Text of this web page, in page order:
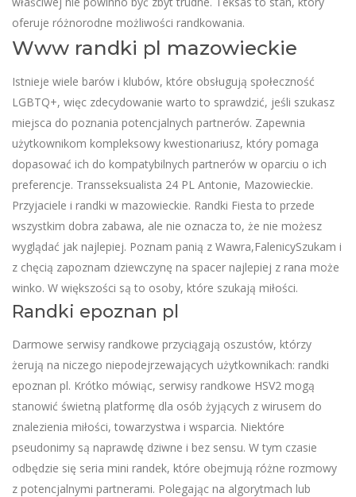
oferuje różnorodne możliwości randkowania.
Www randki pl mazowieckie
Istnieje wiele barów i klubów, które obsługują społeczność
LGBTQ+, więc zdecydowanie warto to sprawdzić, jeśli szukasz
miejsca do poznania potencjalnych partnerów. Zapewnia
użytkownikom kompleksowy kwestionariusz, który pomaga
dopasować ich do kompatybilnych partnerów w oparciu o ich
preferencje. Transseksualista 24 PL Antonie, Mazowieckie.
Przyjaciele i randki w mazowieckie. Randki Fiesta to przede
wszystkim dobra zabawa, ale nie oznacza to, że nie możesz
wyglądać jak najlepiej. Poznam panią z Wawra,FalenicySzukam i
z chęcią zapoznam dziewczynę na spacer najlepiej z rana może
winko. W większości są to osoby, które szukają miłości.
Randki epoznan pl
Darmowe serwisy randkowe przyciągają oszustów, którzy
żerują na niczego niepodejrzewających użytkownikach: randki
epoznan pl. Krótko mówiąc, serwisy randkowe HSV2 mogą
stanowić świetną platformę dla osób żyjących z wirusem do
znalezienia miłości, towarzystwa i wsparcia. Niektóre
pseudonimy są naprawdę dziwne i bez sensu. W tym czasie
odbędzie się seria mini randek, które obejmują różne rozmowy
z potencjalnymi partnerami. Polegając na algorytmach lub